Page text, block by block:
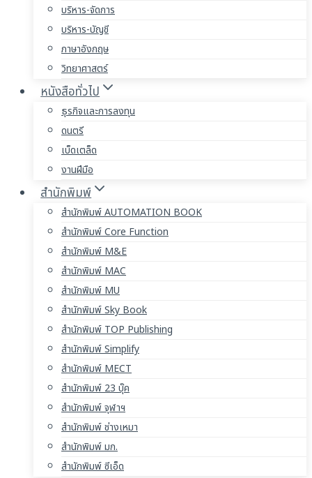
บริหาร-จัดการ
บริหาร-บัญชี
ภาษาอังกฤษ
วิทยาศาสตร์
หนังสือทั่วไป
ธุรกิจและการลงทุน
ดนตรี
เบ็ดเตล็ด
งานฝีมือ
สำนักพิมพ์
สำนักพิมพ์ AUTOMATION BOOK
สำนักพิมพ์ Core Function
สำนักพิมพ์ M&E
สำนักพิมพ์ MAC
สำนักพิมพ์ MU
สำนักพิมพ์ Sky Book
สำนักพิมพ์ TOP Publishing
สำนักพิมพ์ Simplify
สำนักพิมพ์ MECT
สำนักพิมพ์ 23 บุ๊ค
สำนักพิมพ์ จุฬาฯ
สำนักพิมพ์ ช่างเหมา
สำนักพิมพ์ มก.
สำนักพิมพ์ ซีเอ็ด